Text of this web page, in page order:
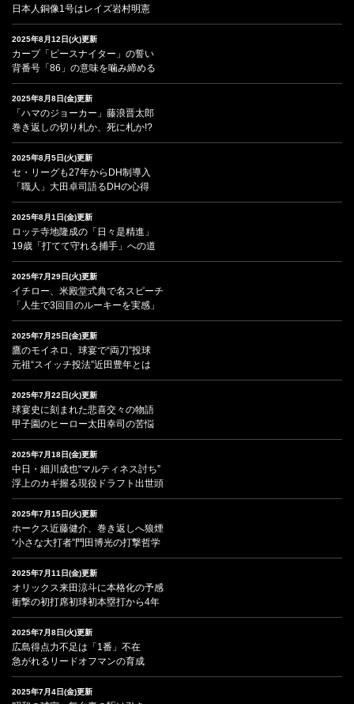
日本人銅像1号はレイズ岩村明憲
2025年8月12日(火)更新
カープ「ピースナイター」の誓い
背番号「86」の意味を噛み締める
2025年8月8日(金)更新
「ハマのジョーカー」藤浪晋太郎
巻き返しの切り札か、死に札か!?
2025年8月5日(火)更新
セ・リーグも27年からDH制導入
「職人」大田卓司語るDHの心得
2025年8月1日(金)更新
ロッテ寺地隆成の「日々是精進」
19歳「打てて守れる捕手」への道
2025年7月29日(火)更新
イチロー、米殿堂式典で名スピーチ
「人生で3回目のルーキーを実感」
2025年7月25日(金)更新
鷹のモイネロ、球宴で“両刀”投球
元祖“スイッチ投法”近田豊年とは
2025年7月22日(火)更新
球宴史に刻まれた悲喜交々の物語
甲子園のヒーロー太田幸司の苦悩
2025年7月18日(金)更新
中日・細川成也“マルティネス討ち”
浮上のカギ握る現役ドラフト出世頭
2025年7月15日(火)更新
ホークス近藤健介、巻き返しへ狼煙
“小さな大打者”門田博光の打撃哲学
2025年7月11日(金)更新
オリックス来田涼斗に本格化の予感
衝撃の初打席初球初本塁打から4年
2025年7月8日(火)更新
広島得点力不足は「1番」不在
急がれるリードオフマンの育成
2025年7月4日(金)更新